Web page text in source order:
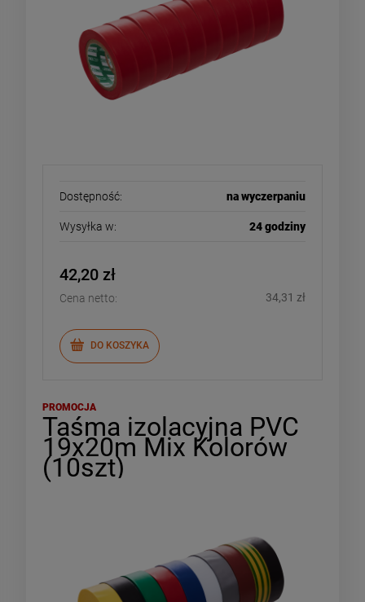
Dostępność: na wyczerpaniu
Wysyłka w: 24 godziny
42,20 zł
Cena netto: 34,31 zł
DO KOSZYKA
Taśma izolacyjna PVC
19x20m Mix Kolorów
(10szt)
PROMOCJA